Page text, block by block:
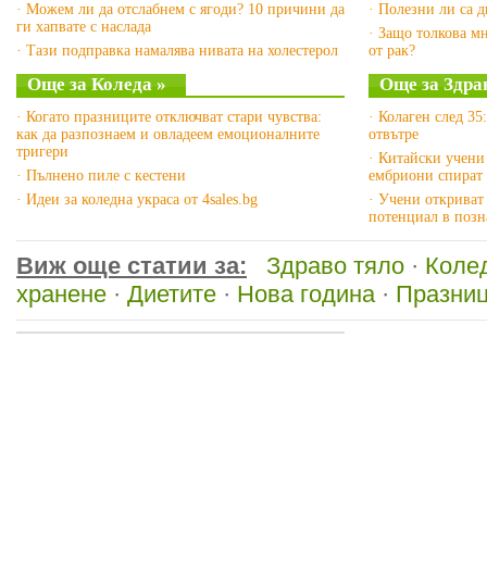
· Можем ли да отслабнем с ягоди? 10 причини да
ги хапвате с наслада
· Тази подправка намалява нивата на холестерол
· Полезни ли са
· Защо толкова
от рак?
Още за Коледа »
· Когато празниците отключват стари чувства:
как да разпознаем и овладеем емоционалните
тригери
· Пълнено пиле с кестени
· Идеи за коледна украса от 4sales.bg
Още за
· Колаген след
отвътре
· Китайски
ембриони спират
· Учени
потенциал в
Виж още статии за: Здраво тяло ·
хранене · Диетите · Нова година·